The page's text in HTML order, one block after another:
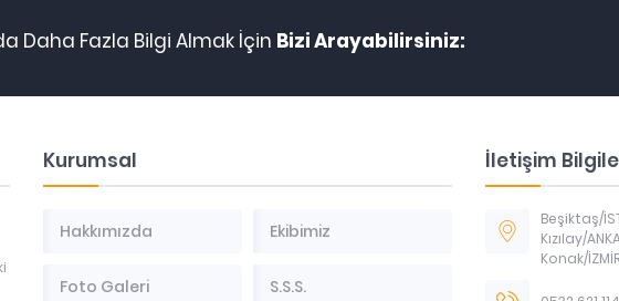
Daha Fazla Bilgi Almak İçin Bizi Arayabilirsiniz:
Kurumsal
Hakkımızda Ekibimiz
Foto Galeri S.S.S.
İletişim
Beşiktaş/
Kızılay/
Konak/